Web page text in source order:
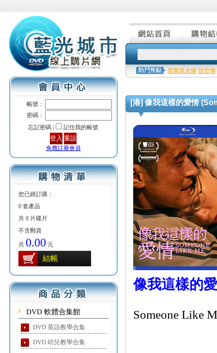
帳號：
密碼：
忘記密碼 |
記住我的帳號
免費註冊會員
您已經訂購：
0 套產品
共 0 片碟片
不含郵資
共 0.00 元
結帳
DVD 軟體合集館
DVD 英語教學合集
DVD 幼兒教學合集
星際異攻隊 悟空傳
[港] 像我這樣的愛情
像我這樣的
Someone Like